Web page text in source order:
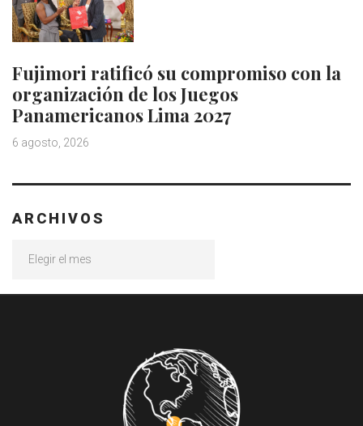
Fujimori ratificó su compromiso con la
organización de los Juegos
Panamericanos Lima 2027
6 agosto, 2026
ARCHIVOS